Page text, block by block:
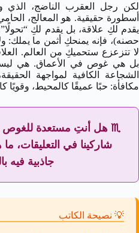
لكن رجل العقرب الناضج، الذي
أسطورة حقيقية. هو المعالج،
يقدم لكِ علاقة، بل يقدم لكِ
حصنه)، فإنه يمنحكِ أثمن ما يملك:
لا تتزعزع ستحميكِ من العالم.
بل هي غوص في الأعماق. هي
الشجاعة الكافية لمواجهة
مكافأة: حبًا عميقًا كالمحيط، وقويًا
♏ هل أنتِ مستعدة
شاركينا في التعليقات،
جاذبية فيه
💡 نصيحة الكاتب